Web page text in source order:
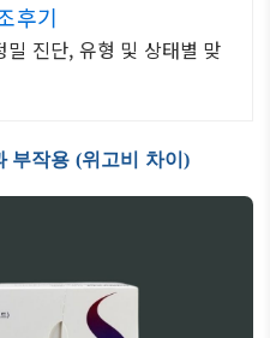
후기
진단, 유형 및 상태별 맞
부작용 (위고비 차이)